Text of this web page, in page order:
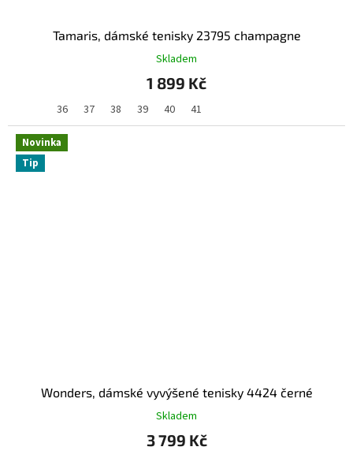
Tamaris, dámské tenisky 23795 champagne
Skladem
1 899 Kč
36 37 38 39 40 41
Novinka
Tip
Wonders, dámské vyvýšené tenisky 4424 černé
Skladem
3 799 Kč